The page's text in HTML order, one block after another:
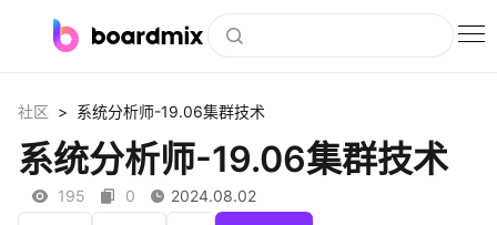
社区资源
下载
社区 > 系统分析师-19.06集群技术
系统分析师-19.06集群技术
195 0 2024.08.02